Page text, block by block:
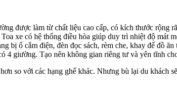
được làm từ chất liệu cao cấp, có kích thước rộng
xe có hệ thống điều hòa giúp duy trì nhiệt độ mát
bị ổ cắm điện, đèn đọc sách, rèm che, khay để đồ
4 giường. Tạo nên không gian riêng tư và yên tĩnh
so với các hạng ghế khác. Nhưng bù lại du khách